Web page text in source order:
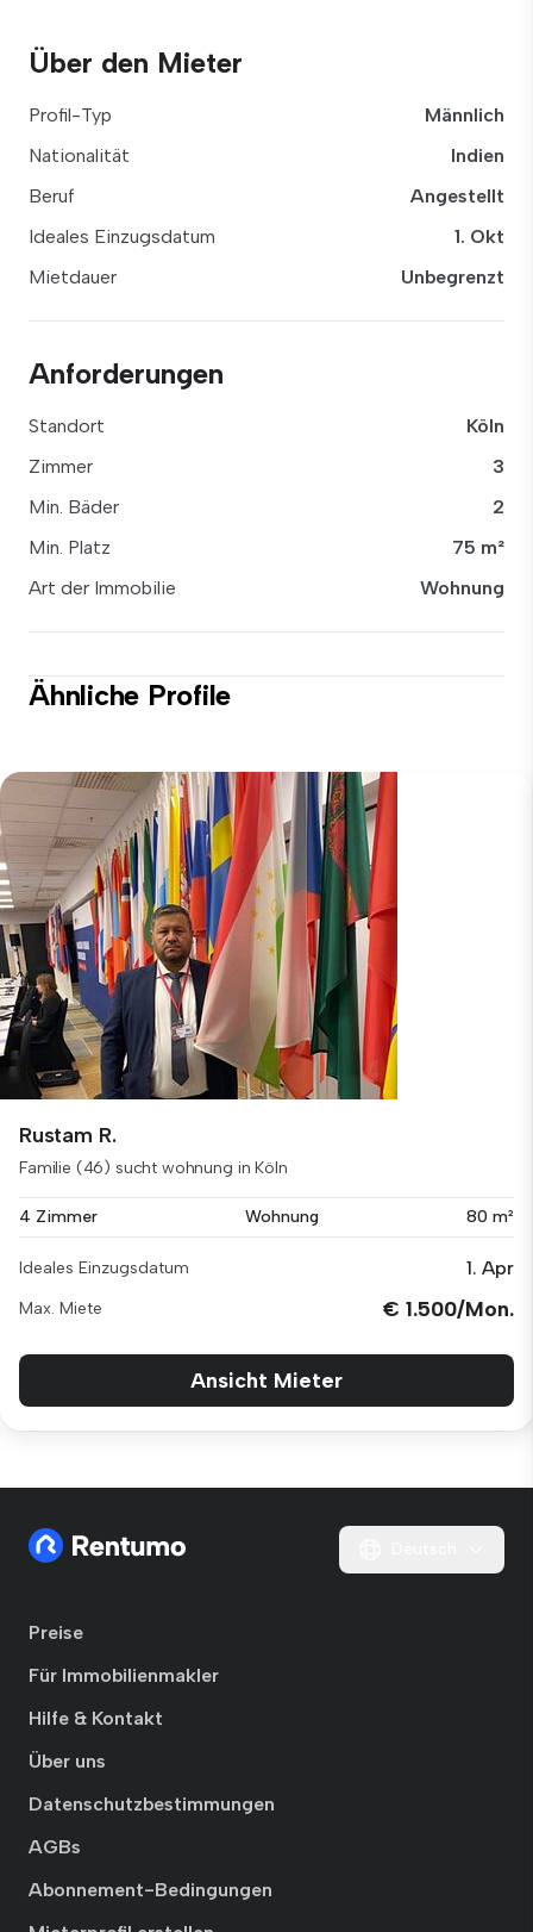
Über den Mieter
Profil-Typ
Männlich
Nationalität
Indien
Beruf
Angestellt
Ideales Einzugsdatum
1. Okt
Mietdauer
Unbegrenzt
Anforderungen
Standort
Köln
Zimmer
3
Min. Bäder
2
Min. Platz
75 m²
Art der Immobilie
Wohnung
Ähnliche Profile
Rustam R.
Familie (46) sucht wohnung in Köln
4 Zimmer Wohnung 80 m²
Ideales Einzugsdatum 1. Apr
Max. Miete € 1.500/Mon.
Ansicht Mieter
Preise
Für Immobilienmakler
Hilfe & Kontakt
Über uns
Datenschutzbestimmungen
AGBs
Abonnement-Bedingungen